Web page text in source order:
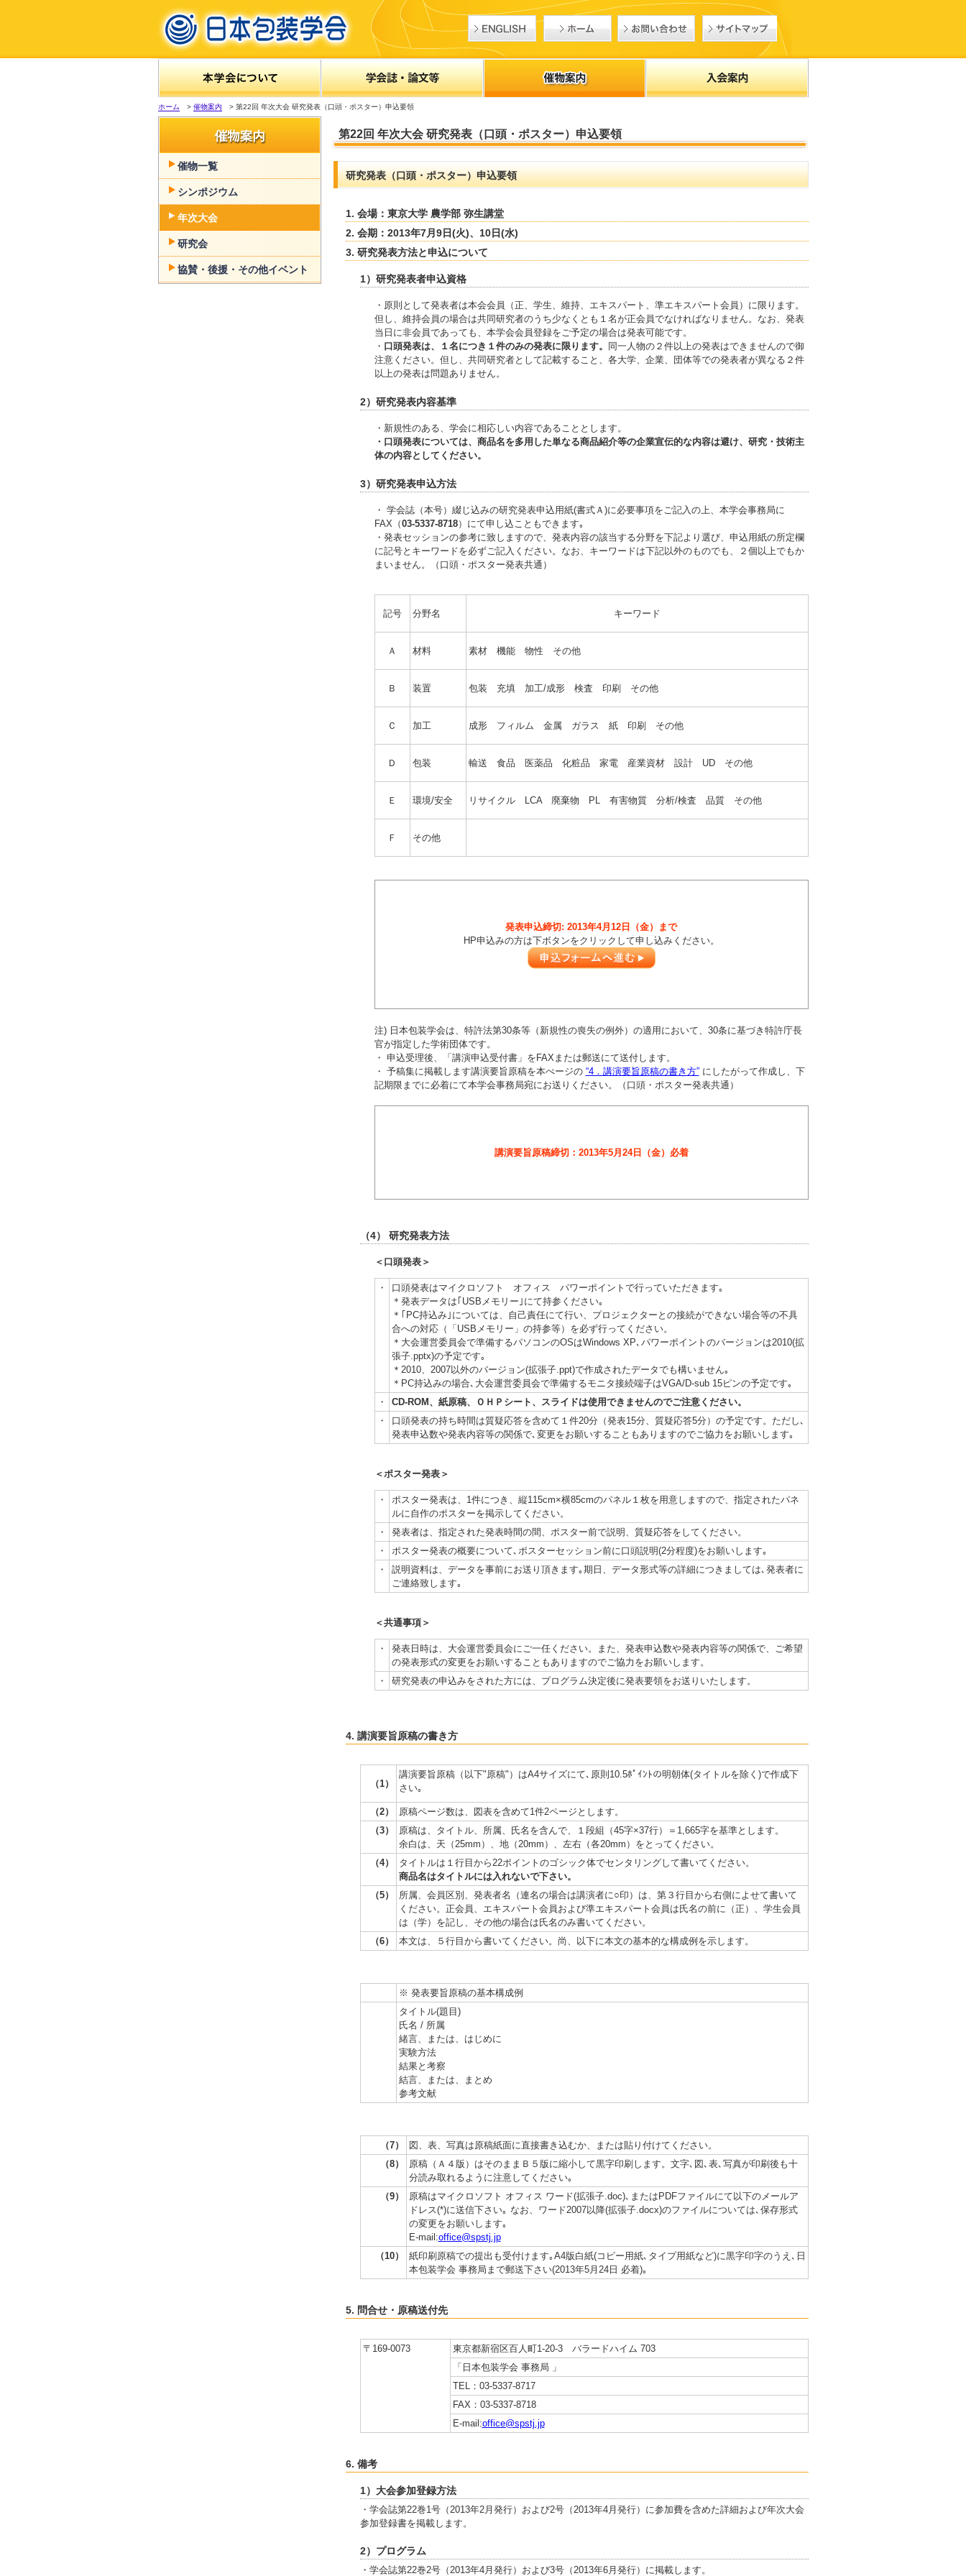
ホーム > 催物案内 > 第22回 年次大会 研究発表（口頭・ポスター）申込要領
催物一覧
シンポジウム
年次大会
研究会
協賛・後援・その他イベント
第22回 年次大会 研究発表（口頭・ポスター）申込要領
研究発表（口頭・ポスター）申込要領
1. 会場：東京大学 農学部 弥生講堂
2. 会期：2013年7月9日(火)、10日(水)
3. 研究発表方法と申込について
1）研究発表者申込資格
・原則として発表者は本会会員（正、学生、維持、エキスパート、準エキスパート会員）に限ります。
但し、維持会員の場合は共同研究者のうち少なくとも１名が正会員でなければなりません。なお、発表
当日に非会員であっても、本学会会員登録をご予定の場合は発表可能です。
・ 口頭発表は、１名につき１件のみの発表に限ります。 同一人物の２件以上の発表はできませんので御
注意ください。但し、共同研究者として記載すること、各大学、企業、団体等での発表者が異なる２件
以上の発表は問題ありません。
2）研究発表内容基準
・新規性のある、学会に相応しい内容であることとします。
・口頭発表については、商品名を多用した単なる商品紹介等の企業宣伝的な内容は避け、研究・技術主
体の内容としてください。
3）研究発表申込方法
・ 学会誌（本号）綴じ込みの研究発表申込用紙(書式Ａ)に必要事項をご記入の上、本学会事務局に
FAX（03-5337-8718）にて申し込こともできます｡
・発表セッションの参考に致しますので、発表内容の該当する分野を下記より選び、申込用紙の所定欄
に記号とキーワードを必ずご記入ください。なお、キーワードは下記以外のものでも、２個以上でもか
まいません。（口頭・ポスター発表共通）
記号 分野名 キーワード
Ａ 材料 素材 機能 物性 その他
Ｂ 装置 包装 充填 加工/成形 検査 印刷 その他
Ｃ 加工 成形 フィルム 金属 ガラス 紙 印刷 その他
Ｄ 包装 輸送 食品 医薬品 化粧品 家電 産業資材 設計 UD その他
Ｅ 環境/安全 リサイクル LCA 廃棄物 PL 有害物質 分析/検査 品質 その他
Ｆ その他
発表申込締切: 2013年4月12日（金）まで
HP申込みの方は下ボタンをクリックして申し込みください。
注) 日本包装学会は、特許法第30条等（新規性の喪失の例外）の適用において、30条に基づき特許庁長
官が指定した学術団体です。
・ 申込受理後、「講演申込受付書」をFAXまたは郵送にて送付します。
・ 予稿集に掲載します講演要旨原稿を本ぺージの “4．講演要旨原稿の書き方”にしたがって作成し、下
記期限までに必着にて本学会事務局宛にお送りください。（口頭・ポスター発表共通）
講演要旨原稿締切：2013年5月24日（金）必着
（4） 研究発表方法
＜口頭発表＞
・
口頭発表はマイクロソフト オフィス パワーポイントで行っていただきます｡
＊発表データは｢USBメモリー｣にて持参ください｡
＊｢PC持込み｣については、自己責任にて行い、プロジェクターとの接続ができない場合等の不具
合への対応（「USBメモリー」の持参等）を必ず行ってください。
＊大会運営委員会で準備するパソコンのOSはWindows XP､パワーポイントのバージョンは2010(拡
張子.pptx)の予定です｡
＊2010、2007以外のバージョン(拡張子.ppt)で作成されたデータでも構いません｡
＊PC持込みの場合､大会運営委員会で準備するモニタ接続端子はVGA/D-sub 15ピンの予定です｡
・
CD-ROM、紙原稿、ＯＨＰシート、スライドは使用できませんのでご注意ください。
・
口頭発表の持ち時間は質疑応答を含めて１件20分（発表15分、質疑応答5分）の予定です。ただし､
発表申込数や発表内容等の関係で､変更をお願いすることもありますのでご協力をお願いします｡
＜ポスター発表＞
・
ポスター発表は、1件につき、縦115cm×横85cmのパネル１枚を用意しますので、指定されたパネ
ルに自作のポスターを掲示してください。
・
発表者は、指定された発表時間の間、ポスター前で説明、質疑応答をしてください。
・
ポスター発表の概要について､ポスターセッション前に口頭説明(2分程度)をお願いします｡
・
説明資料は、データを事前にお送り頂きます｡期日、データ形式等の詳細につきましては､発表者に
ご連絡致します｡
＜共通事項＞
・
発表日時は、大会運営委員会にご一任ください。また、発表申込数や発表内容等の関係で、ご希望
の発表形式の変更をお願いすることもありますのでご協力をお願いします。
・
研究発表の申込みをされた方には、プログラム決定後に発表要領をお送りいたします。
4. 講演要旨原稿の書き方
（1）
講演要旨原稿（以下"原稿"）はA4サイズにて､原則10.5ﾎﾟｲﾝﾄの明朝体(タイトルを除く)で作成下
さい｡
（2）
原稿ページ数は、図表を含めて1件2ページとします。
（3）
原稿は、タイトル、所属、氏名を含んで、１段組（45字×37行）＝1,665字を基準とします。
余白は、天（25mm）、地（20mm）、左右（各20mm）をとってください。
（4）
タイトルは１行目から22ポイントのゴシック体でセンタリングして書いてください。
商品名はタイトルには入れないで下さい。
（5）
所属、会員区別、発表者名（連名の場合は講演者に○印）は、第３行目から右側によせて書いて
ください。正会員、エキスパート会員および準エキスパート会員は氏名の前に（正）、学生会員
は（学）を記し、その他の場合は氏名のみ書いてください。
（6）
本文は、５行目から書いてください。尚、以下に本文の基本的な構成例を示します。
※ 発表要旨原稿の基本構成例
タイトル(題目)
氏名 / 所属
緒言、または、はじめに
実験方法
結果と考察
結言、または、まとめ
参考文献
（7）
図、表、写真は原稿紙面に直接書き込むか、または貼り付けてください。
（8）
原稿（Ａ４版）はそのままＢ５版に縮小して黒字印刷します。文字､図､表､写真が印刷後も十
分読み取れるように注意してください｡
（9）
原稿はマイクロソフト オフィス ワード(拡張子.doc)､またはPDFファイルにて以下のメールア
ドレス(*)に送信下さい｡ なお、ワード2007以降(拡張子.docx)のファイルについては､保存形式
の変更をお願いします｡
E-mail:office@spstj.jp
（10）
紙印刷原稿での提出も受付けます｡A4版白紙(コピー用紙､タイプ用紙など)に黒字印字のうえ､日
本包装学会 事務局まで郵送下さい(2013年5月24日 必着)｡
5. 問合せ・原稿送付先
〒169-0073
東京都新宿区百人町1-20-3 バラードハイム 703
「日本包装学会 事務局 」
TEL：03-5337-8717
FAX：03-5337-8718
E-mail:office@spstj.jp
6. 備考
1）大会参加登録方法
・学会誌第22巻1号（2013年2月発行）および2号（2013年4月発行）に参加費を含めた詳細および年次大会
参加登録書を掲載します。
2）プログラム
・学会誌第22巻2号（2013年4月発行）および3号（2013年6月発行）に掲載します。